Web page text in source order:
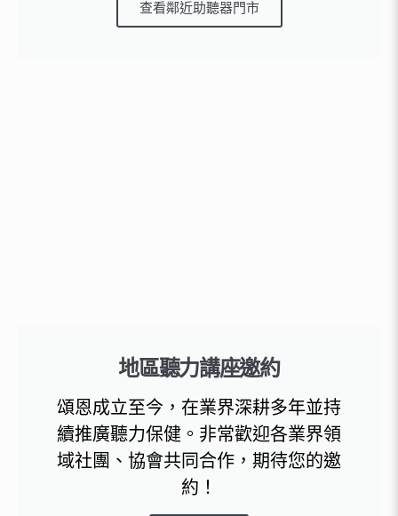
查看鄰近助聽器門市
地區聽力講座邀約
頌恩成立至今，在業界深耕多年並持
續推廣聽力保健。非常歡迎各業界領
域社團、協會共同合作，期待您的邀
約！